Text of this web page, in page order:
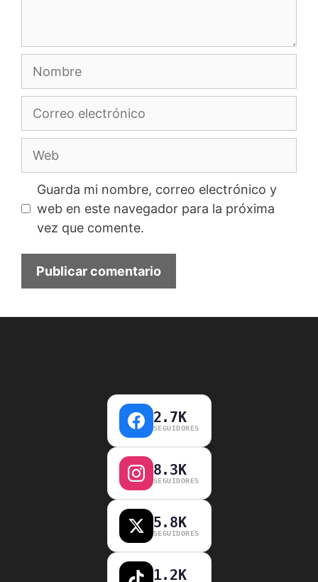
Correo
electrónico
Guarda mi nombre, correo electrónico y
web en este navegador para la próxima
vez que comente.
2.7K
SEGUIDORES
8.3K
SEGUIDORES
5.8K
SEGUIDORES
1.2K